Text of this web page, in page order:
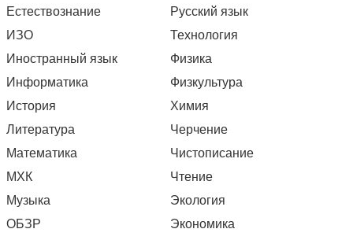
Естествознание
ИЗО
Иностранный язык
Информатика
История
Литература
Математика
МХК
Музыка
ОБЗР
Русский язык
Технология
Физика
Физкультура
Химия
Черчение
Чистописание
Чтение
Экология
Экономика